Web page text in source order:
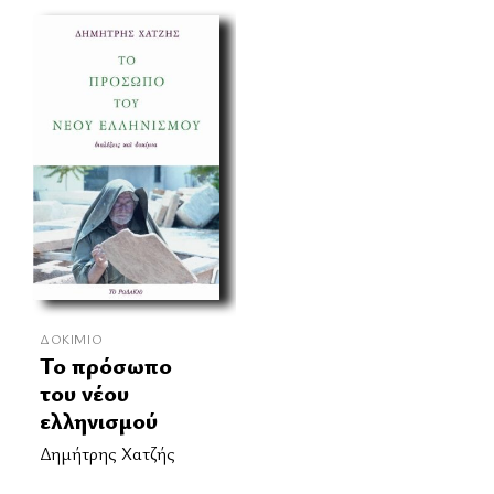
ΔΟΚΊΜΙΟ
Το πρόσωπο
του νέου
ελληνισμού
Δημήτρης Χατζής